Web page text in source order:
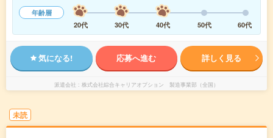
年齢層
20代
30代 40代 50代 60代
気になる! 応募へ進む 詳しく見る
派遣会社 株式会社綜合キャリアオプション 製造事業部（全国）
未読